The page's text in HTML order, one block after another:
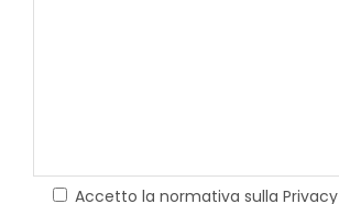
Accetto la normativa sulla Privacy